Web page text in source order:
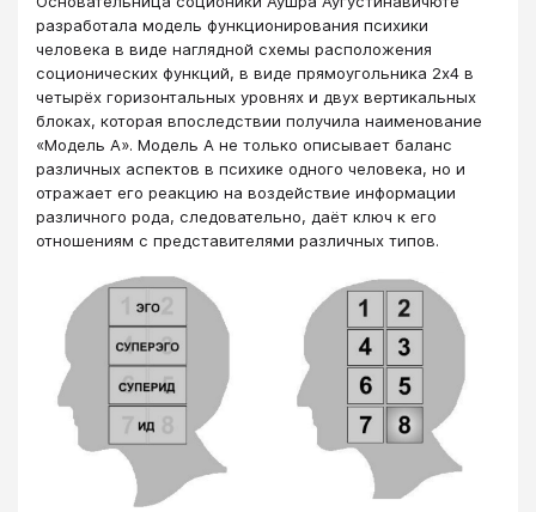
разработала модель функционирования психики
человека в виде наглядной схемы расположения
соционических функций, в виде прямоугольника 2х4 в
четырёх горизонтальных уровнях и двух вертикальных
блоках, которая впоследствии получила наименование
«Модель А». Модель А не только описывает баланс
различных аспектов в психике одного человека, но и
отражает его реакцию на воздействие информации
различного рода, следовательно, даёт ключ к его
отношениям с представителями различных типов.